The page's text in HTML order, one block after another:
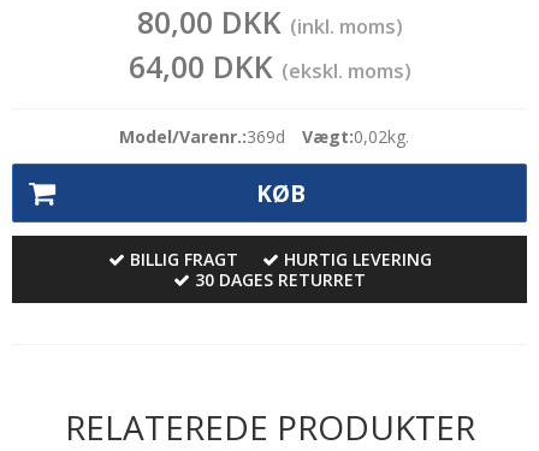
80,00 DKK (inkl. moms)
64,00 DKK (ekskl. moms)
Model/Varenr.:369d Vægt:0,02kg.
KØB
BILLIG FRAGT
HURTIG LEVERING
30 DAGES RETURRET
RELATEREDE PRODUKTER